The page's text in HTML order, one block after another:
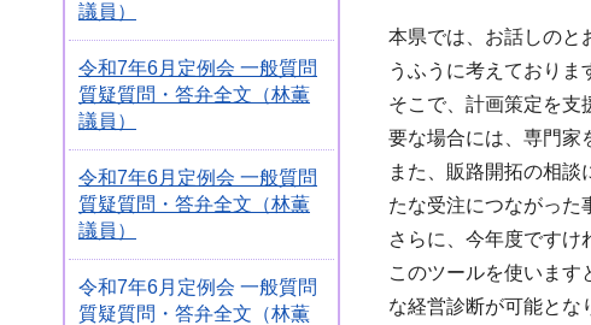
議員）
令和7年6月定例会 一般質問
質疑質問・答弁全文（林薫
議員）
令和7年6月定例会 一般質問
質疑質問・答弁全文（林薫
議員）
令和7年6月定例会 一般質問
質疑質問・答弁全文（林薫
本県では、お話しのと
うふうに考えておりま
そこで、計画策定を支
要な場合には、専門家
また、販路開拓の相
たな受注につながった
さらに、今年度ですけ
このツールを使います
な経営診断が可能とな